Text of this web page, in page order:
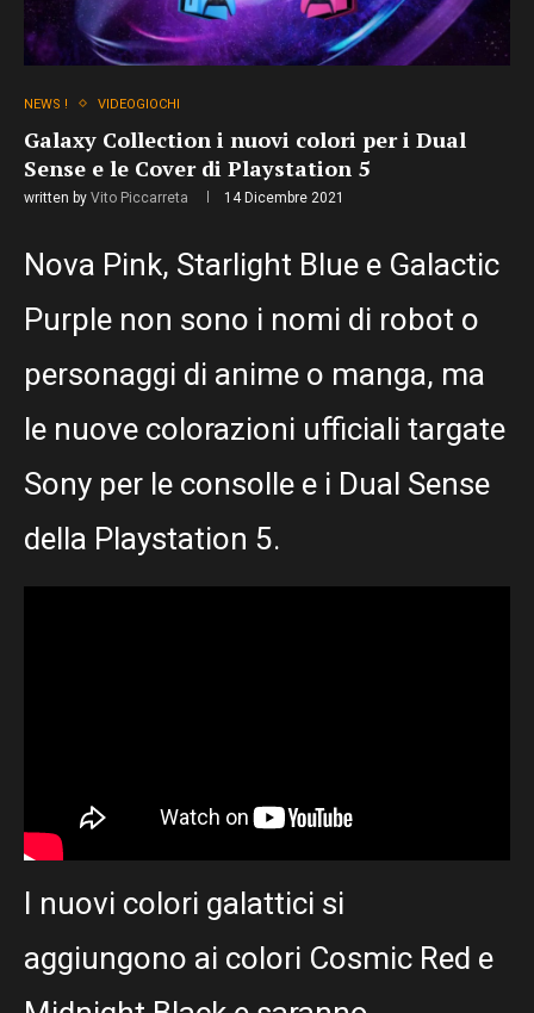
NEWS ! VIDEOGIOCHI
Galaxy Collection i nuovi colori per i Dual
Sense e le Cover di Playstation 5
written by Vito Piccarreta 14 Dicembre 2021
Nova Pink, Starlight Blue e Galactic
Purple non sono i nomi di robot o
personaggi di anime o manga, ma
le nuove colorazioni ufficiali targate
Sony per le consolle e i Dual Sense
della Playstation 5.
I nuovi colori galattici si
aggiungono ai colori Cosmic Red e